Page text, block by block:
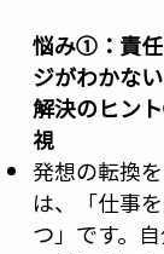
悩み①：責任
ジがわかない
解決のヒン
視
発想の転換
は、「仕事
つ」です。